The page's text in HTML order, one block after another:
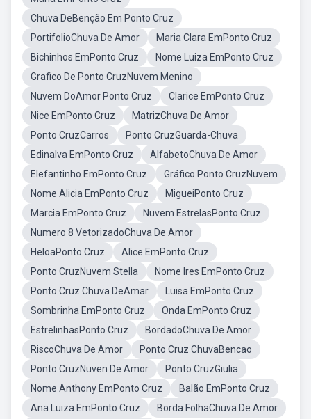
Chuva DeBenção Em Ponto Cruz
PortifolioChuva De Amor
Maria Clara EmPonto Cruz
Bichinhos EmPonto Cruz
Nome Luiza EmPonto Cruz
Grafico De Ponto CruzNuvem Menino
Nuvem DoAmor Ponto Cruz
Clarice EmPonto Cruz
Nice EmPonto Cruz
MatrizChuva De Amor
Ponto CruzCarros
Ponto CruzGuarda-Chuva
Edinalva EmPonto Cruz
AlfabetoChuva De Amor
Elefantinho EmPonto Cruz
Gráfico Ponto CruzNuvem
Nome Alicia EmPonto Cruz
MigueiPonto Cruz
Marcia EmPonto Cruz
Nuvem EstrelasPonto Cruz
Numero 8 VetorizadoChuva De Amor
HeloaPonto Cruz
Alice EmPonto Cruz
Ponto CruzNuvem Stella
Nome Ires EmPonto Cruz
Ponto Cruz Chuva DeAmar
Luisa EmPonto Cruz
Sombrinha EmPonto Cruz
Onda EmPonto Cruz
EstrelinhasPonto Cruz
BordadoChuva De Amor
RiscoChuva De Amor
Ponto Cruz ChuvaBencao
Ponto CruzNuven De Amor
Ponto CruzGiulia
Nome Anthony EmPonto Cruz
Balão EmPonto Cruz
Ana Luiza EmPonto Cruz
Borda FolhaChuva De Amor